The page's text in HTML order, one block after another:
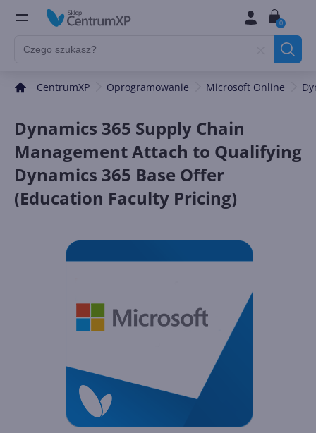
0
CentrumXP Oprogramowanie Microsoft Online
Dynamics 365 Supply Chain
Management Attach to Qualifying
Dynamics 365 Base Offer
(Education Faculty Pricing)